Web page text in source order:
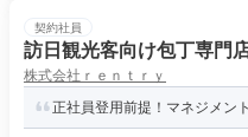
契約社員
訪日観光客向け包丁専門
株式会社ｒｅｎｔｒｙ
正社員登用前提！マネジメン